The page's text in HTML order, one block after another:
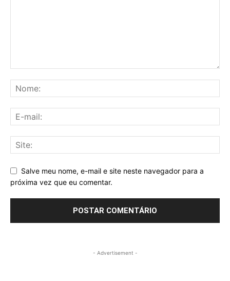
Salve meu nome, e-mail e site neste navegador para a
próxima vez que eu comentar.
- Advertisement -